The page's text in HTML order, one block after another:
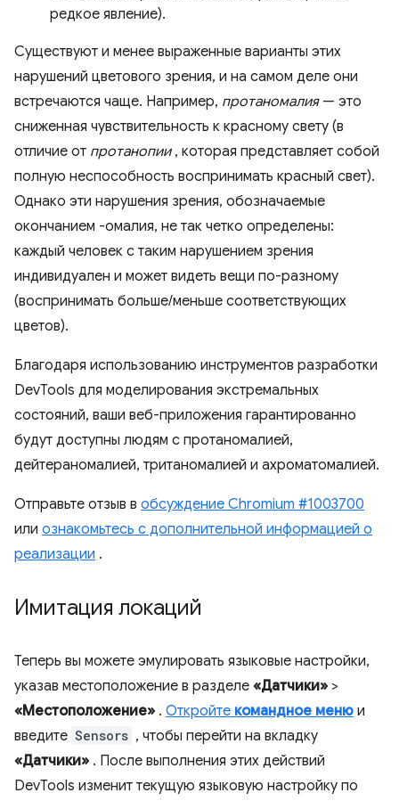
редкое явление).
Существуют и менее выраженные варианты этих
нарушений цветового зрения, и на самом деле они
встречаются чаще. Например, протаномалия— это
сниженная чувствительность к красному свету (в
отличие от протанопии, которая представляет собой
полную неспособность воспринимать красный свет).
Однако эти нарушения зрения, обозначаемые
окончанием -омалия, не так четко определены:
каждый человек с таким нарушением зрения
индивидуален и может видеть вещи по-разному
(воспринимать больше/меньше соответствующих
цветов).
Благодаря использованию инструментов разработки
DevTools для моделирования экстремальных
состояний, ваши веб-приложения гарантированно
будут доступны людям с протаномалией,
дейтераномалией, тританомалией и ахроматомалией.
Отправьте отзыв в обсуждение Chromium #1003700
или ознакомьтесь с дополнительной информацией о
реализации .
Имитация локаций
Теперь вы можете эмулировать языковые настройки,
указав местоположение в разделе «Датчики» >
«Местоположение» . Откройте командное меню и
введите Sensors , чтобы перейти на вкладку
«Датчики» . После выполнения этих действий
DevTools изменит текущую языковую настройку по